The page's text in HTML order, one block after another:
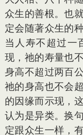
众生的善根。也
定会随著众生的
当人寿不超过一
现，祂的寿量也
身高不超过两百
祂的身高也不会
的因缘而示现，
认为是异类。换
定跟众生一样，